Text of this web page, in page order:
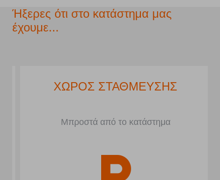
Ήξερες ότι στο κατάστημα μας
έχουμε...
ΧΩΡΟΣ ΣΤΑΘΜΕΥΣΗΣ
Μπροστά από το κατάστημα